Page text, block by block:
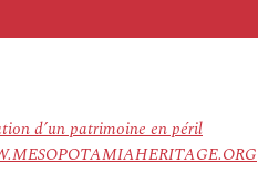
d’un patrimoine en péril